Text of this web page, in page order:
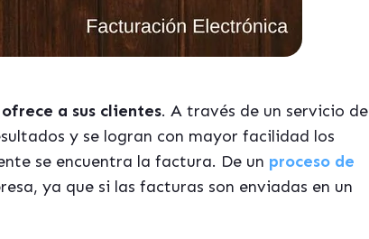
a sus clientes. A través de un servicio de
y se logran con mayor facilidad los
se encuentra la factura. De un proceso de
ya que si las facturas son enviadas en un